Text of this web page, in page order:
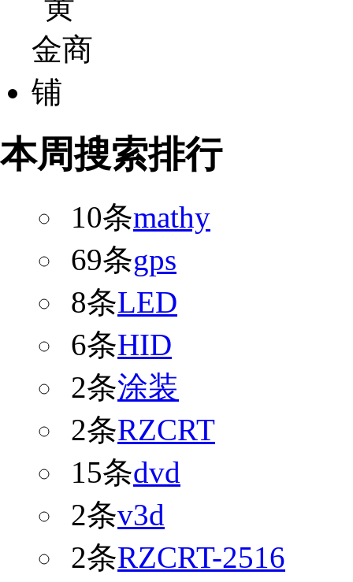
本周搜索排行
10条mathy
69条gps
8条LED
6条HID
2条涂装
2条RZCRT
15条dvd
2条v3d
2条RZCRT-2516